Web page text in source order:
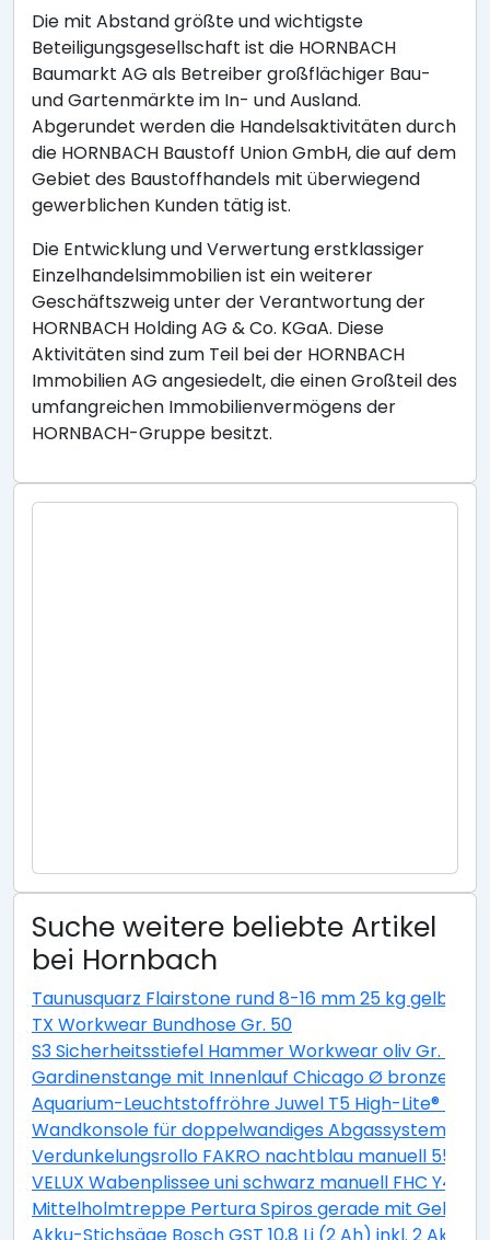
Die mit Abstand größte und wichtigste
Beteiligungsgesellschaft ist die HORNBACH
Baumarkt AG als Betreiber großflächiger Bau-
und Gartenmärkte im In- und Ausland.
Abgerundet werden die Handelsaktivitäten durch
die HORNBACH Baustoff Union GmbH, die auf dem
Gebiet des Baustoffhandels mit überwiegend
gewerblichen Kunden tätig ist.
Die Entwicklung und Verwertung erstklassiger
Einzelhandelsimmobilien ist ein weiterer
Geschäftszweig unter der Verantwortung der
HORNBACH Holding AG & Co. KGaA. Diese
Aktivitäten sind zum Teil bei der HORNBACH
Immobilien AG angesiedelt, die einen Großteil des
umfangreichen Immobilienvermögens der
HORNBACH-Gruppe besitzt.
Suche weitere beliebte Artikel
bei Hornbach
Taunusquarz Flairstone rund 8-16 mm 25 kg gelb
TX Workwear Bundhose Gr. 50
S3 Sicherheitsstiefel Hammer Workwear oliv Gr. 38
Gardinenstange mit Innenlauf Chicago Ø bronze 20
Aquarium-Leuchtstoffröhre Juwel T5 High-Lite® Day
Wandkonsole für doppelwandiges Abgassystem
Verdunkelungsrollo FAKRO nachtblau manuell 55x78
VELUX Wabenplissee uni schwarz manuell FHC Y43
Mittelholmtreppe Pertura Spiros gerade mit